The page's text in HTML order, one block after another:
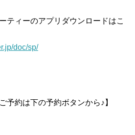
ティーのアプリダウンロードはこ
doc/sp/
予約は下の予約ボタンから♪】